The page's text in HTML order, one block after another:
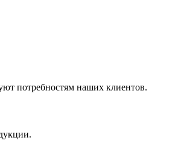
потребностям наших клиентов.